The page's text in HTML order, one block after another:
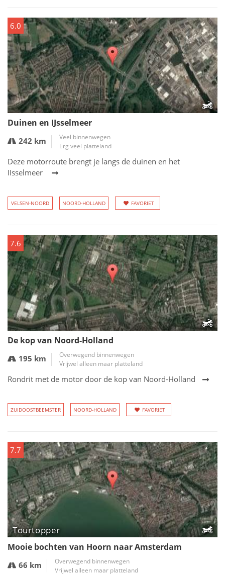
6.0
Duinen en IJsselmeer
242 km
Veel binnenwegen
Erg veel platteland
Deze motorroute brengt je langs de duinen en het
IIsselmeer
VELSEN-NOORD NOORD-HOLLAND FAVORIET
7.6
De kop van Noord-Holland
195 km
Overwegend binnenwegen
Vrijwel alleen maar platteland
Rondrit met de motor door de kop van Noord-Holland
ZUIDOOSTBEEMSTER NOORD-HOLLAND FAVORIET
7.7
Tourtopper
Mooie bochten van Hoorn naar Amsterdam
66 km
Overwegend binnenwegen
Vrijwel alleen maar platteland